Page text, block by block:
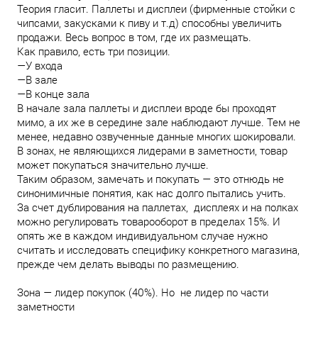
Теория гласит. Паллеты и дисплеи (фирменные стойки с
чипсами, закусками к пиву и т.д) способны увеличить
продажи. Весь вопрос в том, где их размещать.
Как правило, есть три позиции.
—У входа
—В зале
—В конце зала
В начале зала паллеты и дисплеи вроде бы проходят
мимо, а их же в середине зале наблюдают лучше. Тем не
менее, недавно озвученные данные многих шокировали.
В зонах, не являющихся лидерами в заметности, товар
может покупаться значительно лучше.
Таким образом, замечать и покупать — это отнюдь не
синонимичные понятия, как нас долго пытались учить.
За счет дублирования на паллетах, дисплеях и на полках
можно регулировать товарооборот в пределах 15%. И
опять же в каждом индивидуальном случае нужно
считать и исследовать специфику конкретного магазина,
прежде чем делать выводы по размещению.
Зона — лидер покупок (40%). Но не лидер по части
заметности